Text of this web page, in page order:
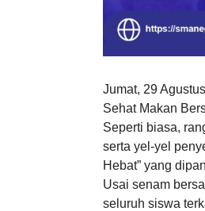
Jumat, 29
Sehat Makan
Seperti biasa,
serta yel-yel
Hebat” yang
Usai senam
seluruh siswa